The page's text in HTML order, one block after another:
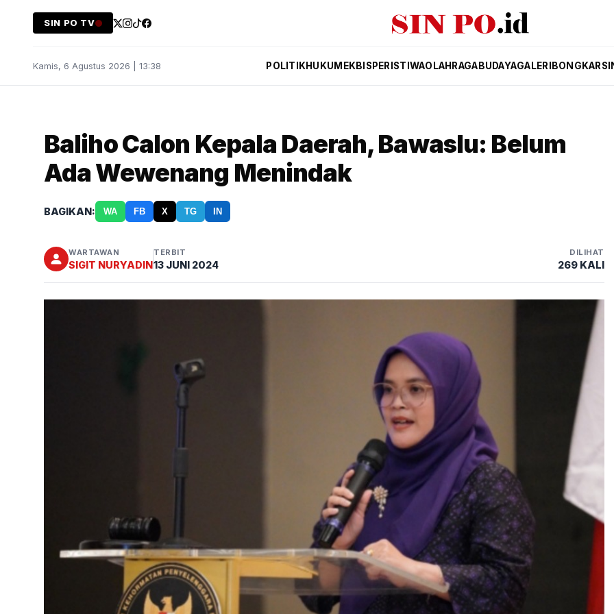
SIN PO TV
Kamis, 6 Agustus 2026 | 13:38 POLITIKHUKUM EKBIS PERISTIWAOLAHRAGA BUDAYAGALERI BONGKAR
Baliho Calon Kepala Daerah, Bawaslu: Belum
Ada Wewenang Menindak
BAGIKAN: WA FB X TG IN
WARTAWAN
SIGIT NURYADIN
TERBIT
13 JUNI 2024
DILIHAT
269 KALI